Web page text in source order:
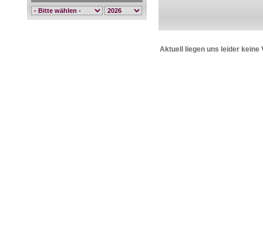
Aktuell liegen uns leider keine